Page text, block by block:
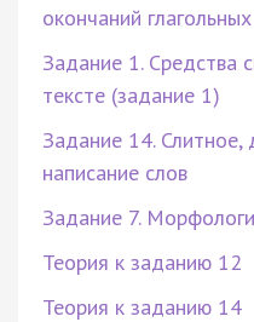
окончаний
Задание 1. Средства
тексте (задание 1)
Задание 14. Слитное,
написание слов
Задание 7.
Теория к заданию 12
Теория к заданию 14